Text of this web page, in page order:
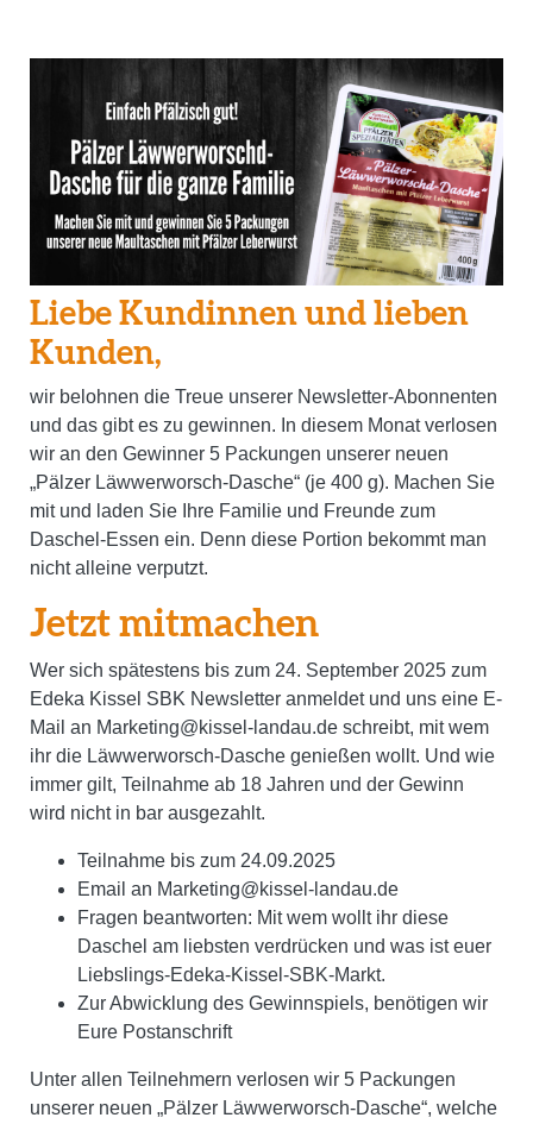
Liebe Kundinnen und lieben
Kunden,
wir belohnen die Treue unserer Newsletter-Abonnenten
und das gibt es zu gewinnen. In diesem Monat verlosen
wir an den Gewinner 5 Packungen unserer neuen
„Pälzer Läwwerworsch-Dasche“ (je 400 g). Machen Sie
mit und laden Sie Ihre Familie und Freunde zum
Daschel-Essen ein. Denn diese Portion bekommt man
nicht alleine verputzt.
Jetzt mitmachen
Wer sich spätestens bis zum 24. September 2025 zum
Edeka Kissel SBK Newsletter anmeldet und uns eine E-
Mail an Marketing@kissel-landau.de schreibt, mit wem
ihr die Läwwerworsch-Dasche genießen wollt. Und wie
immer gilt, Teilnahme ab 18 Jahren und der Gewinn
wird nicht in bar ausgezahlt.
Teilnahme bis zum 24.09.2025
Email an Marketing@kissel-landau.de
Fragen beantworten: Mit wem wollt ihr diese
Daschel am liebsten verdrücken und was ist euer
Liebslings-Edeka-Kissel-SBK-Markt.
Zur Abwicklung des Gewinnspiels, benötigen wir
Eure Postanschrift
Unter allen Teilnehmern verlosen wir 5 Packungen
unserer neuen „Pälzer Läwwerworsch-Dasche“, welche